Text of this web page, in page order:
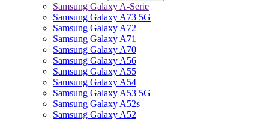
Samsung Galaxy A-Serie
Samsung Galaxy A73 5G
Samsung Galaxy A72
Samsung Galaxy A71
Samsung Galaxy A70
Samsung Galaxy A56
Samsung Galaxy A55
Samsung Galaxy A54
Samsung Galaxy A53 5G
Samsung Galaxy A52s
Samsung Galaxy A52